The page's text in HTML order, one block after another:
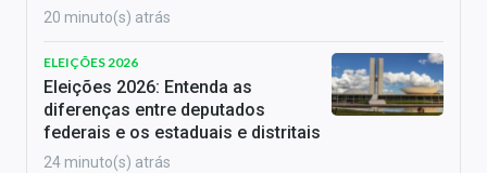
20 minuto(s) atrás
ELEIÇÕES 2026
Eleições 2026: Entenda as
diferenças entre deputados
federais e os estaduais e distritais
24 minuto(s) atrás